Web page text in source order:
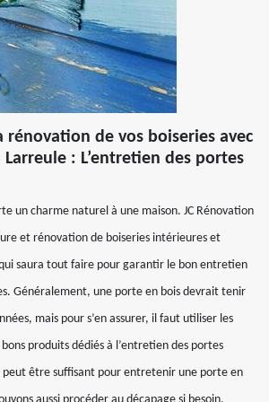
rénovation de vos boiseries avec
Larreule : L’entretien des portes
un charme naturel à une maison. JC Rénovation
et rénovation de boiseries intérieures et
saura tout faire pour garantir le bon entretien
Généralement, une porte en bois devrait tenir
mais pour s’en assurer, il faut utiliser les
produits dédiés à l’entretien des portes
peut être suffisant pour entretenir une porte en